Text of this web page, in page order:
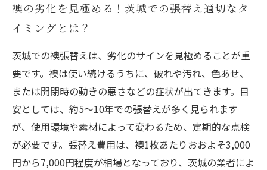
襖の劣化を見極める！茨城での張替え適切なタ
イミングとは？
茨城での襖張替えは、劣化のサインを見極めることが重
要です。襖は使い続けるうちに、破れや汚れ、色あせ、
または開閉時の動きの悪さなどの症状が出てきます。目
安としては、約5〜10年での張替えが多く見られます
が、使用環境や素材によって変わるため、定期的な点検
が必要です。張替え費用は、襖1枚あたりおおよそ3,000
円から7,000円程度が相場となっており、茨城の業者によ